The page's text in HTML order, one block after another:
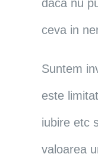
daca nu
ceva in
Suntem
este
iubire etc
valoarea